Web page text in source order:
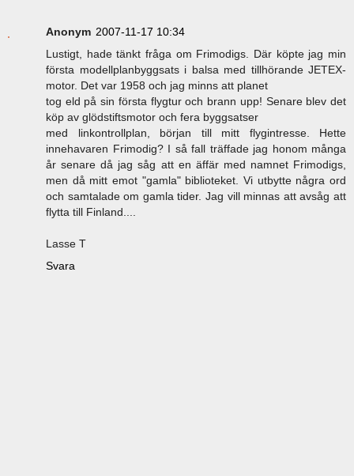
Anonym 2007-11-17 10:34
Lustigt, hade tänkt fråga om Frimodigs. Där köpte jag min
första modellplanbyggsats i balsa med tillhörande JETEX-
motor. Det var 1958 och jag minns att planet
tog eld på sin första flygtur och brann upp! Senare blev det
köp av glödstiftsmotor och fera byggsatser
med linkontrollplan, början till mitt flygintresse. Hette
innehavaren Frimodig? I så fall träffade jag honom många
år senare då jag såg att en äffär med namnet Frimodigs,
men då mitt emot "gamla" biblioteket. Vi utbytte några ord
och samtalade om gamla tider. Jag vill minnas att avsåg att
flytta till Finland....
Lasse T
Svara